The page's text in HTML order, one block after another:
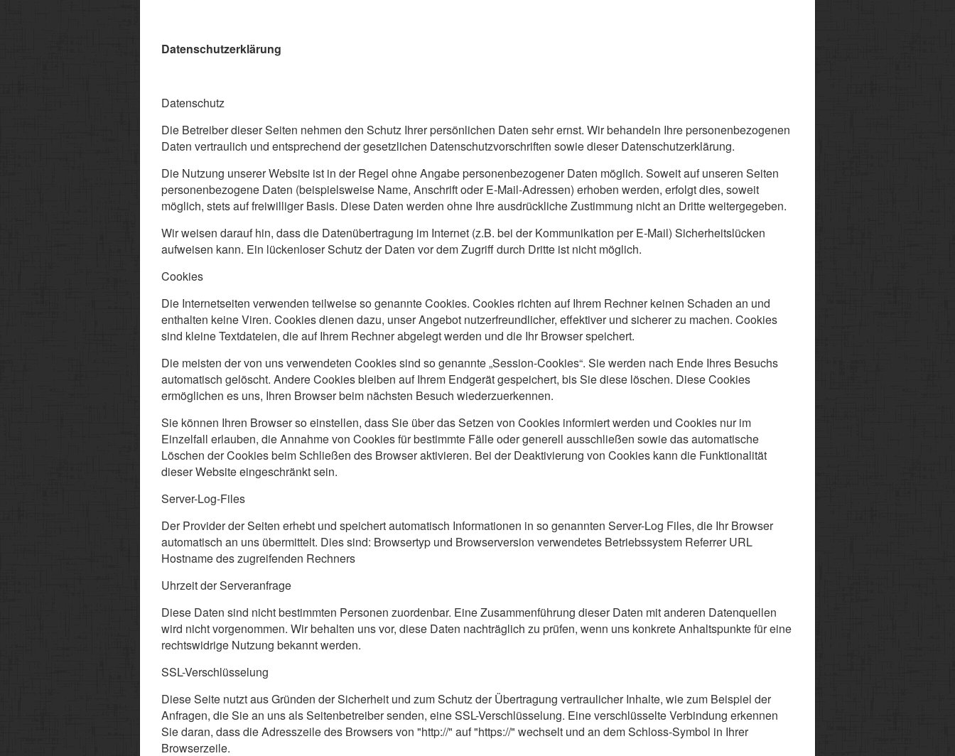
Datenschutzerklärung
Datenschutz
Die Betreiber dieser Seiten nehmen den Schutz Ihrer persönlichen Daten sehr ernst. Wir behandeln Ihre personenbezogenen
Daten vertraulich und entsprechend der gesetzlichen Datenschutzvorschriften sowie dieser Datenschutzerklärung.
Die Nutzung unserer Website ist in der Regel ohne Angabe personenbezogener Daten möglich. Soweit auf unseren Seiten
personenbezogene Daten (beispielsweise Name, Anschrift oder E-Mail-Adressen) erhoben werden, erfolgt dies, soweit
möglich, stets auf freiwilliger Basis. Diese Daten werden ohne Ihre ausdrückliche Zustimmung nicht an Dritte weitergegeben.
Wir weisen darauf hin, dass die Datenübertragung im Internet (z.B. bei der Kommunikation per E-Mail) Sicherheitslücken
aufweisen kann. Ein lückenloser Schutz der Daten vor dem Zugriff durch Dritte ist nicht möglich.
Cookies
Die Internetseiten verwenden teilweise so genannte Cookies. Cookies richten auf Ihrem Rechner keinen Schaden an und
enthalten keine Viren. Cookies dienen dazu, unser Angebot nutzerfreundlicher, effektiver und sicherer zu machen. Cookies
sind kleine Textdateien, die auf Ihrem Rechner abgelegt werden und die Ihr Browser speichert.
Die meisten der von uns verwendeten Cookies sind so genannte „Session-Cookies“. Sie werden nach Ende Ihres Besuchs
automatisch gelöscht. Andere Cookies bleiben auf Ihrem Endgerät gespeichert, bis Sie diese löschen. Diese Cookies
ermöglichen es uns, Ihren Browser beim nächsten Besuch wiederzuerkennen.
Sie können Ihren Browser so einstellen, dass Sie über das Setzen von Cookies informiert werden und Cookies nur im
Einzelfall erlauben, die Annahme von Cookies für bestimmte Fälle oder generell ausschließen sowie das automatische
Löschen der Cookies beim Schließen des Browser aktivieren. Bei der Deaktivierung von Cookies kann die Funktionalität
dieser Website eingeschränkt sein.
Server-Log-Files
Der Provider der Seiten erhebt und speichert automatisch Informationen in so genannten Server-Log Files, die Ihr Browser
automatisch an uns übermittelt. Dies sind: Browsertyp und Browserversion verwendetes Betriebssystem Referrer URL
Hostname des zugreifenden Rechners
Uhrzeit der Serveranfrage
Diese Daten sind nicht bestimmten Personen zuordenbar. Eine Zusammenführung dieser Daten mit anderen Datenquellen
wird nicht vorgenommen. Wir behalten uns vor, diese Daten nachträglich zu prüfen, wenn uns konkrete Anhaltspunkte für eine
rechtswidrige Nutzung bekannt werden.
SSL-Verschlüsselung
Diese Seite nutzt aus Gründen der Sicherheit und zum Schutz der Übertragung vertraulicher Inhalte, wie zum Beispiel der
Anfragen, die Sie an uns als Seitenbetreiber senden, eine SSL-Verschlüsselung. Eine verschlüsselte Verbindung erkennen
Sie daran, dass die Adresszeile des Browsers von "http://" auf "https://" wechselt und an dem Schloss-Symbol in Ihrer
Browserzeile.